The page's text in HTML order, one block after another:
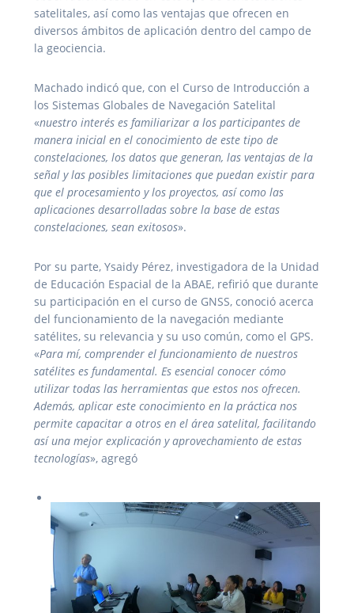
satelitales, así como las ventajas que ofrecen en
diversos ámbitos de aplicación dentro del campo de
la geociencia.
Machado indicó que, con el Curso de Introducción a
los Sistemas Globales de Navegación Satelital
«nuestro interés es familiarizar a los participantes de
manera inicial en el conocimiento de este tipo de
constelaciones, los datos que generan, las ventajas de la
señal y las posibles limitaciones que puedan existir para
que el procesamiento y los proyectos, así como las
aplicaciones desarrolladas sobre la base de estas
constelaciones, sean exitosos».
Por su parte, Ysaidy Pérez, investigadora de la Unidad
de Educación Espacial de la ABAE, refirió que durante
su participación en el curso de GNSS, conoció acerca
del funcionamiento de la navegación mediante
satélites, su relevancia y su uso común, como el GPS.
«Para mí, comprender el funcionamiento de nuestros
satélites es fundamental. Es esencial conocer cómo
utilizar todas las herramientas que estos nos ofrecen.
Además, aplicar este conocimiento en la práctica nos
permite capacitar a otros en el área satelital, facilitando
así una mejor explicación y aprovechamiento de estas
tecnologías», agregó